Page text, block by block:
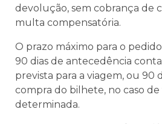
devolução, sem cobrança de
multa compensatória.
O prazo máximo para o
90 dias de antecedência
prevista para a viagem, ou 90
compra do bilhete, no caso
determinada.